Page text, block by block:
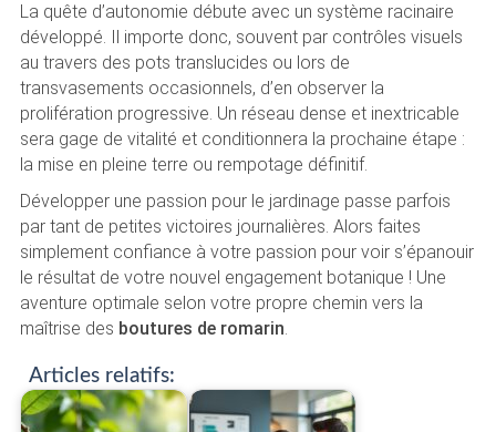
La quête d’autonomie débute avec un système racinaire
développé. Il importe donc, souvent par contrôles visuels
au travers des pots translucides ou lors de
transvasements occasionnels, d’en observer la
prolifération progressive. Un réseau dense et inextricable
sera gage de vitalité et conditionnera la prochaine étape :
la mise en pleine terre ou rempotage définitif.
Développer une passion pour le jardinage passe parfois
par tant de petites victoires journalières. Alors faites
simplement confiance à votre passion pour voir s’épanouir
le résultat de votre nouvel engagement botanique ! Une
aventure optimale selon votre propre chemin vers la
maîtrise des boutures de romarin.
Articles relatifs: